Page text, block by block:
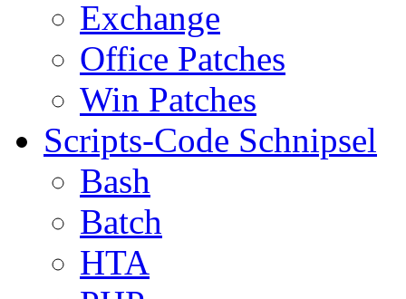
Exchange
Office Patches
Win Patches
Scripts-Code Schnipsel
Bash
Batch
HTA